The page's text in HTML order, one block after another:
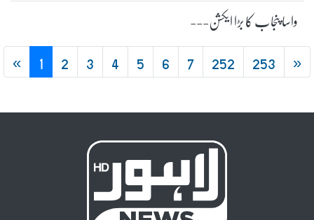
واسا پنجاب کا بڑا ایکشن---
« 1 2 3 4 5 6 7 252 253 »